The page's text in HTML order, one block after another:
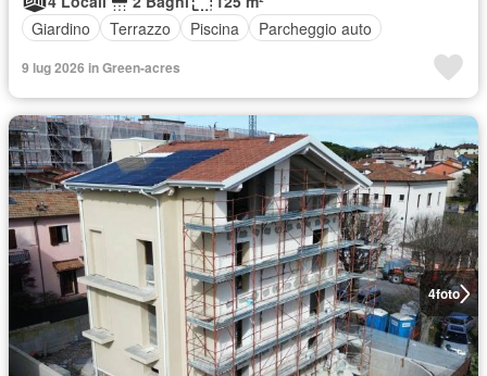
Giardino
Terrazzo Piscina Parcheggio auto
9 lug 2026 in Green-acres
4foto